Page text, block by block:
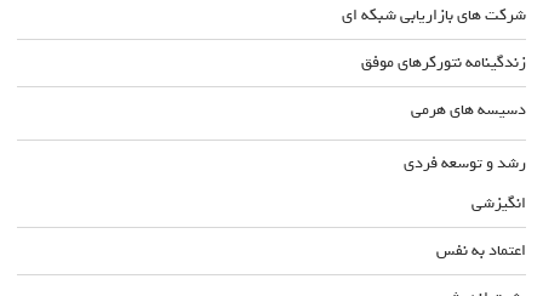
شرکت های بازاریابی شبکه ای
زندگینامه نتورکرهای موفق
دسیسه های هرمی
رشد و توسعه فردی
انگیزشی
اعتماد به نفس